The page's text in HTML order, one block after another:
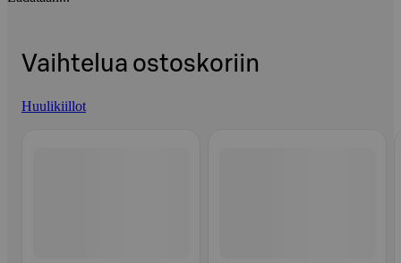
Vaihtelua ostoskoriin
Huulikiillot